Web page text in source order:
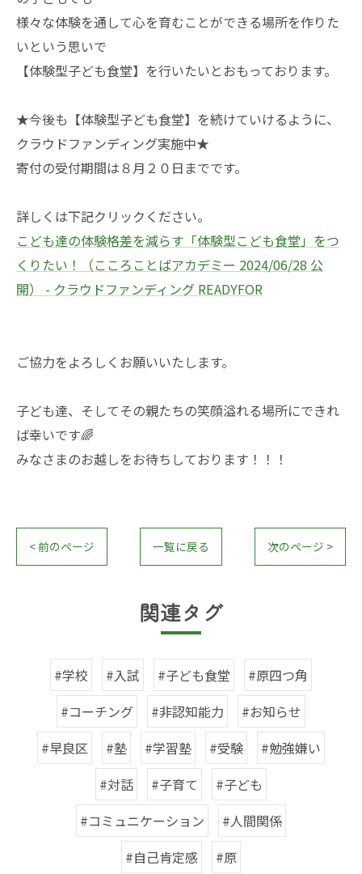
様々な体験を通して心を育むことができる場所を作りた
いという思いで
【体験型子ども食堂】を行いたいとおもっております。
★今後も【体験型子ども食堂】を続けていけるように、
クラウドファンディング実施中★
寄付の受付期間は８月２０日までです。
詳しくは下記クリックください。
こども達の体験格差を減らす「体験型こども食堂」をつ
くりたい！（こころことばアカデミー 2024/06/28 公
開） - クラウドファンディング READYFOR
ご協力をよろしくお願いいたします。
子ども達、そしてその親たちの笑顔溢れる場所にできれ
ば幸いです🌈
みなさまのお越しをお待ちしております！！！
< 前のページ 一覧に戻る 次のページ >
関連タグ
#学校 #入試 #子ども食堂
#原四つ角
#コーチング
#非認知能力
#お知らせ
#早良区
#塾 #学習塾 #受験
#勉強嫌い
#対話
#子育て
#子ども
#コミュニケーション
#人間関係
#自己肯定感
#原